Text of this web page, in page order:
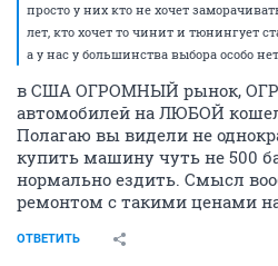
просто у них кто не хочет
лет, кто хочет то чинит и тюнингует
а у нас у большинства выбора особо нет
в США ОГРОМНЫЙ рынок,
автомобилей на ЛЮБОЙ
Полагаю вы видели не
купить машину чуть не 500
нормально ездить. Смысл
ремонтом с такими ценами
ОТВЕТИТЬ